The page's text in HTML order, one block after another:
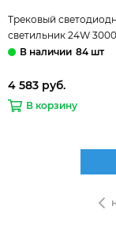
Трековый
светильник 24W
ST456.436.24 чёрный
84 шт
4 583 руб.
В корзину